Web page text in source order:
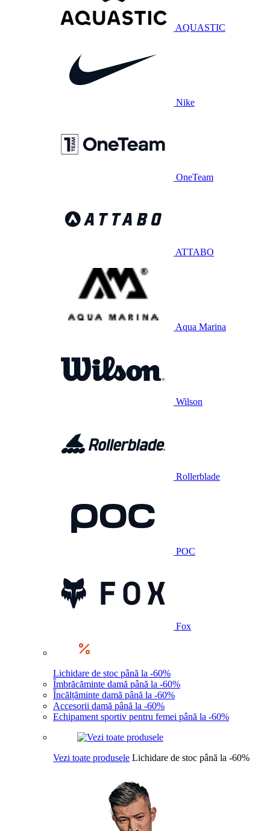
AQUASTIC
Nike
OneTeam
ATTABO
Aqua Marina
Wilson
Rollerblade
POC
Fox
Lichidare de stoc până la -60%
Îmbrăcăminte damă până la -60%
Încălțăminte damă până la -60%
Accesorii damă până la -60%
Echipament sportiv pentru femei până la -60%
Vezi toate produsele Lichidare de stoc până la -60%